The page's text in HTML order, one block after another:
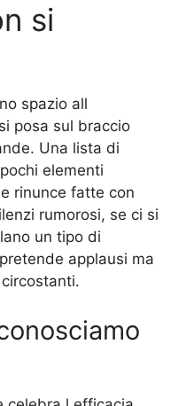
si
spazio all
posa sul braccio
Una lista di
elementi
rinunce fatte con
rumorosi, se ci si
un tipo di
applausi ma